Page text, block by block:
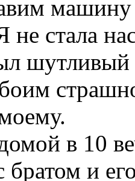
машину
не стала
шутливый
в 10
братом и